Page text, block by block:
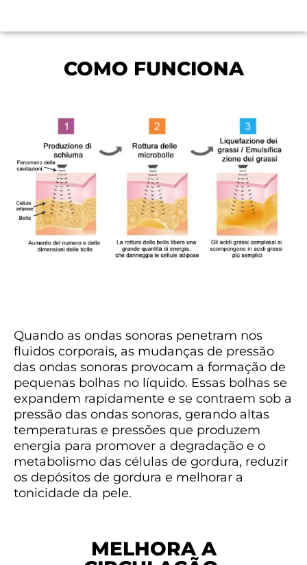
COMO FUNCIONA
Quando as ondas sonoras penetram nos
fluidos corporais, as mudanças de pressão
das ondas sonoras provocam a formação de
pequenas bolhas no líquido. Essas bolhas se
expandem rapidamente e se contraem sob a
pressão das ondas sonoras, gerando altas
temperaturas e pressões que produzem
energia para promover a degradação e o
metabolismo das células de gordura, reduzir
os depósitos de gordura e melhorar a
tonicidade da pele.
MELHORA A